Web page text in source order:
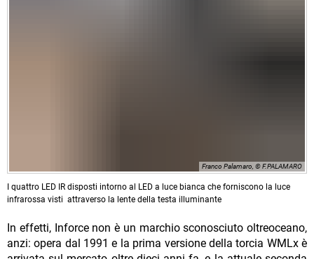
Franco Palamaro, © F.PALAMARO
I quattro LED IR disposti intorno al LED a luce bianca che forniscono la luce
infrarossa visti attraverso la lente della testa illuminante
In effetti, Inforce non è un marchio sconosciuto oltreoceano,
anzi: opera dal 1991 e la prima versione della torcia WMLx è